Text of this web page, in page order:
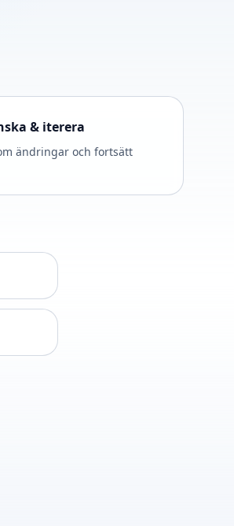
& iterera
ändringar och fortsätt